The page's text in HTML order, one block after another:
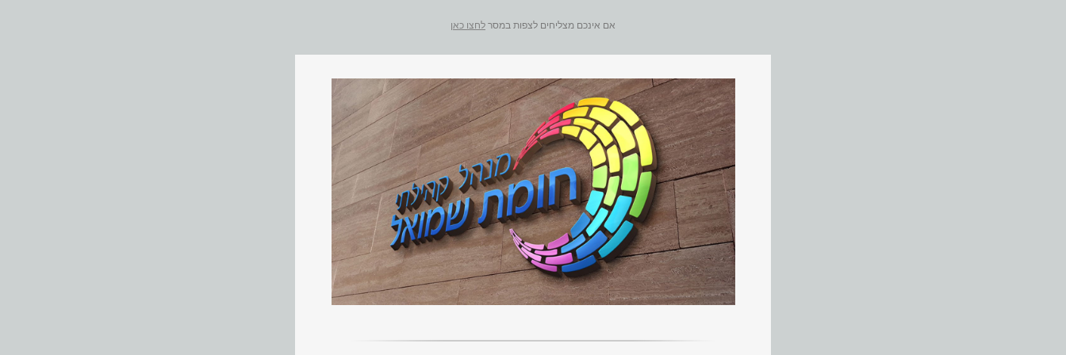
אם אינכם מצליחים לצפות במסר לחצו כאן